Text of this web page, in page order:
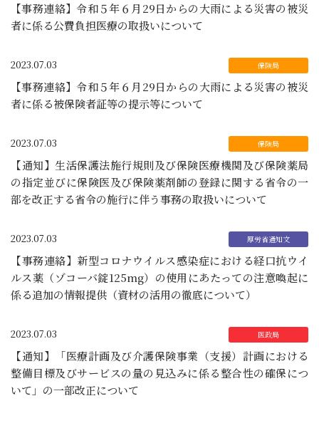
【事務連絡】令和５年６月29日からの大雨による災害の被災
者に係る公費負担医療の取扱いについて
2023.07.03
【事務連絡】令和５年６月29日からの大雨による災害の被災
者に係る被保険者証等の提示等について
2023.07.03
【通知】生活保護法施行規則及び保険医療機関及び保険薬局
の指定並びに保険医及び保険薬剤師の登録に関する省令の一
部を改正する省令の施行に伴う事務の取扱いについて
2023.07.03
【事務連絡】新型コロナウイルス感染症における経口抗ウイ
ルス薬（ゾコーバ錠125mg）の使用にあたっての注意喚起に
係る追加の情報提供（資材の活用の徹底について）
2023.07.03
【通知】「医療計画及び介護保険事業（支援）計画における
整備目標及びサービスの量の見込みに係る整合性の確保につ
いて」の一部改正について